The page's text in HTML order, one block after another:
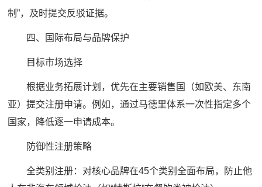
制”，及时提交反驳证据。
四、国际布局与品牌保护
目标市场选择
根据业务拓展计划，优先在主要销售国（如欧美、东南
亚）提交注册申请。例如，通过马德里体系一次性指定多个
国家，降低逐一申请成本。
防御性注册策略
全类别注册：对核心品牌在45个类别全面布局，防止他